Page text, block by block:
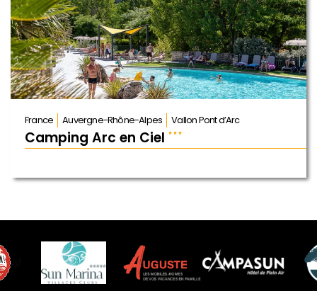
France Auvergne-Rhône-Alpes Vallon Pont d’Arc
Camping Arc en Ciel